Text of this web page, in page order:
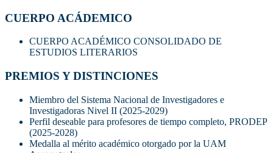
CUERPO ACÁDEMICO
CUERPO ACADÉMICO CONSOLIDADO DE
ESTUDIOS LITERARIOS
PREMIOS Y DISTINCIONES
Miembro del Sistema Nacional de Investigadores e
Investigadoras Nivel II (2025-2029)
Perfil deseable para profesores de tiempo completo, PRODEP
(2025-2028)
Medalla al mérito académico otorgado por la UAM